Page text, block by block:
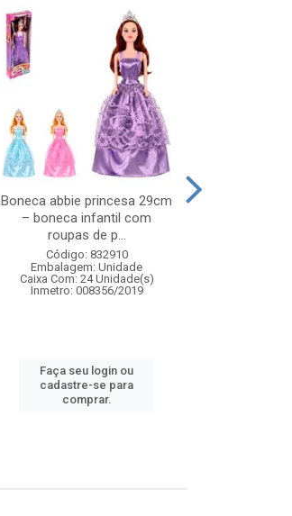
Boneca abbie princesa 29cm
– boneca infantil com
roupas de p...
Código: 832910
Embalagem: Unidade
Caixa Com: 24 Unidade(s)
Inmetro: 008356/2019
Faça seu login ou
cadastre-se para
comprar.